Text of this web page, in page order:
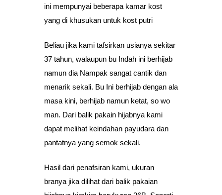
ini mempunyai beberapa kamar kost
yang di khusukan untuk kost putri
Beliau jika kami tafsirkan usianya sekitar
37 tahun, walaupun bu Indah ini berhijab
namun dia Nampak sangat cantik dan
menarik sekali. Bu Ini berhijab dengan ala
masa kini, berhijab namun ketat, so wo
man. Dari balik pakain hijabnya kami
dapat melihat keindahan payudara dan
pantatnya yang semok sekali.
Hasil dari penafsiran kami, ukuran
branya jika dilihat dari balik pakaian